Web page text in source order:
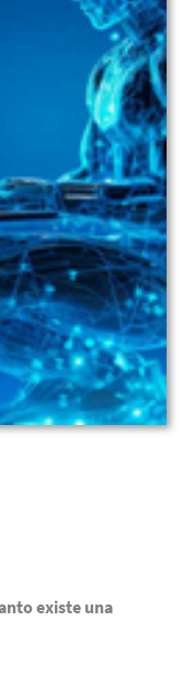
existe una